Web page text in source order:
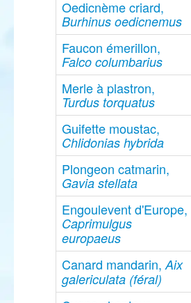
Oedicnème criard,
Burhinus oedicnemus
Faucon émerillon,
Falco columbarius
Merle à plastron,
Turdus torquatus
Guifette moustac,
Chlidonias hybrida
Plongeon catmarin,
Gavia stellata
Engoulevent d'Europe,
Caprimulgus
europaeus
Canard mandarin,Aix
galericulata (féral)